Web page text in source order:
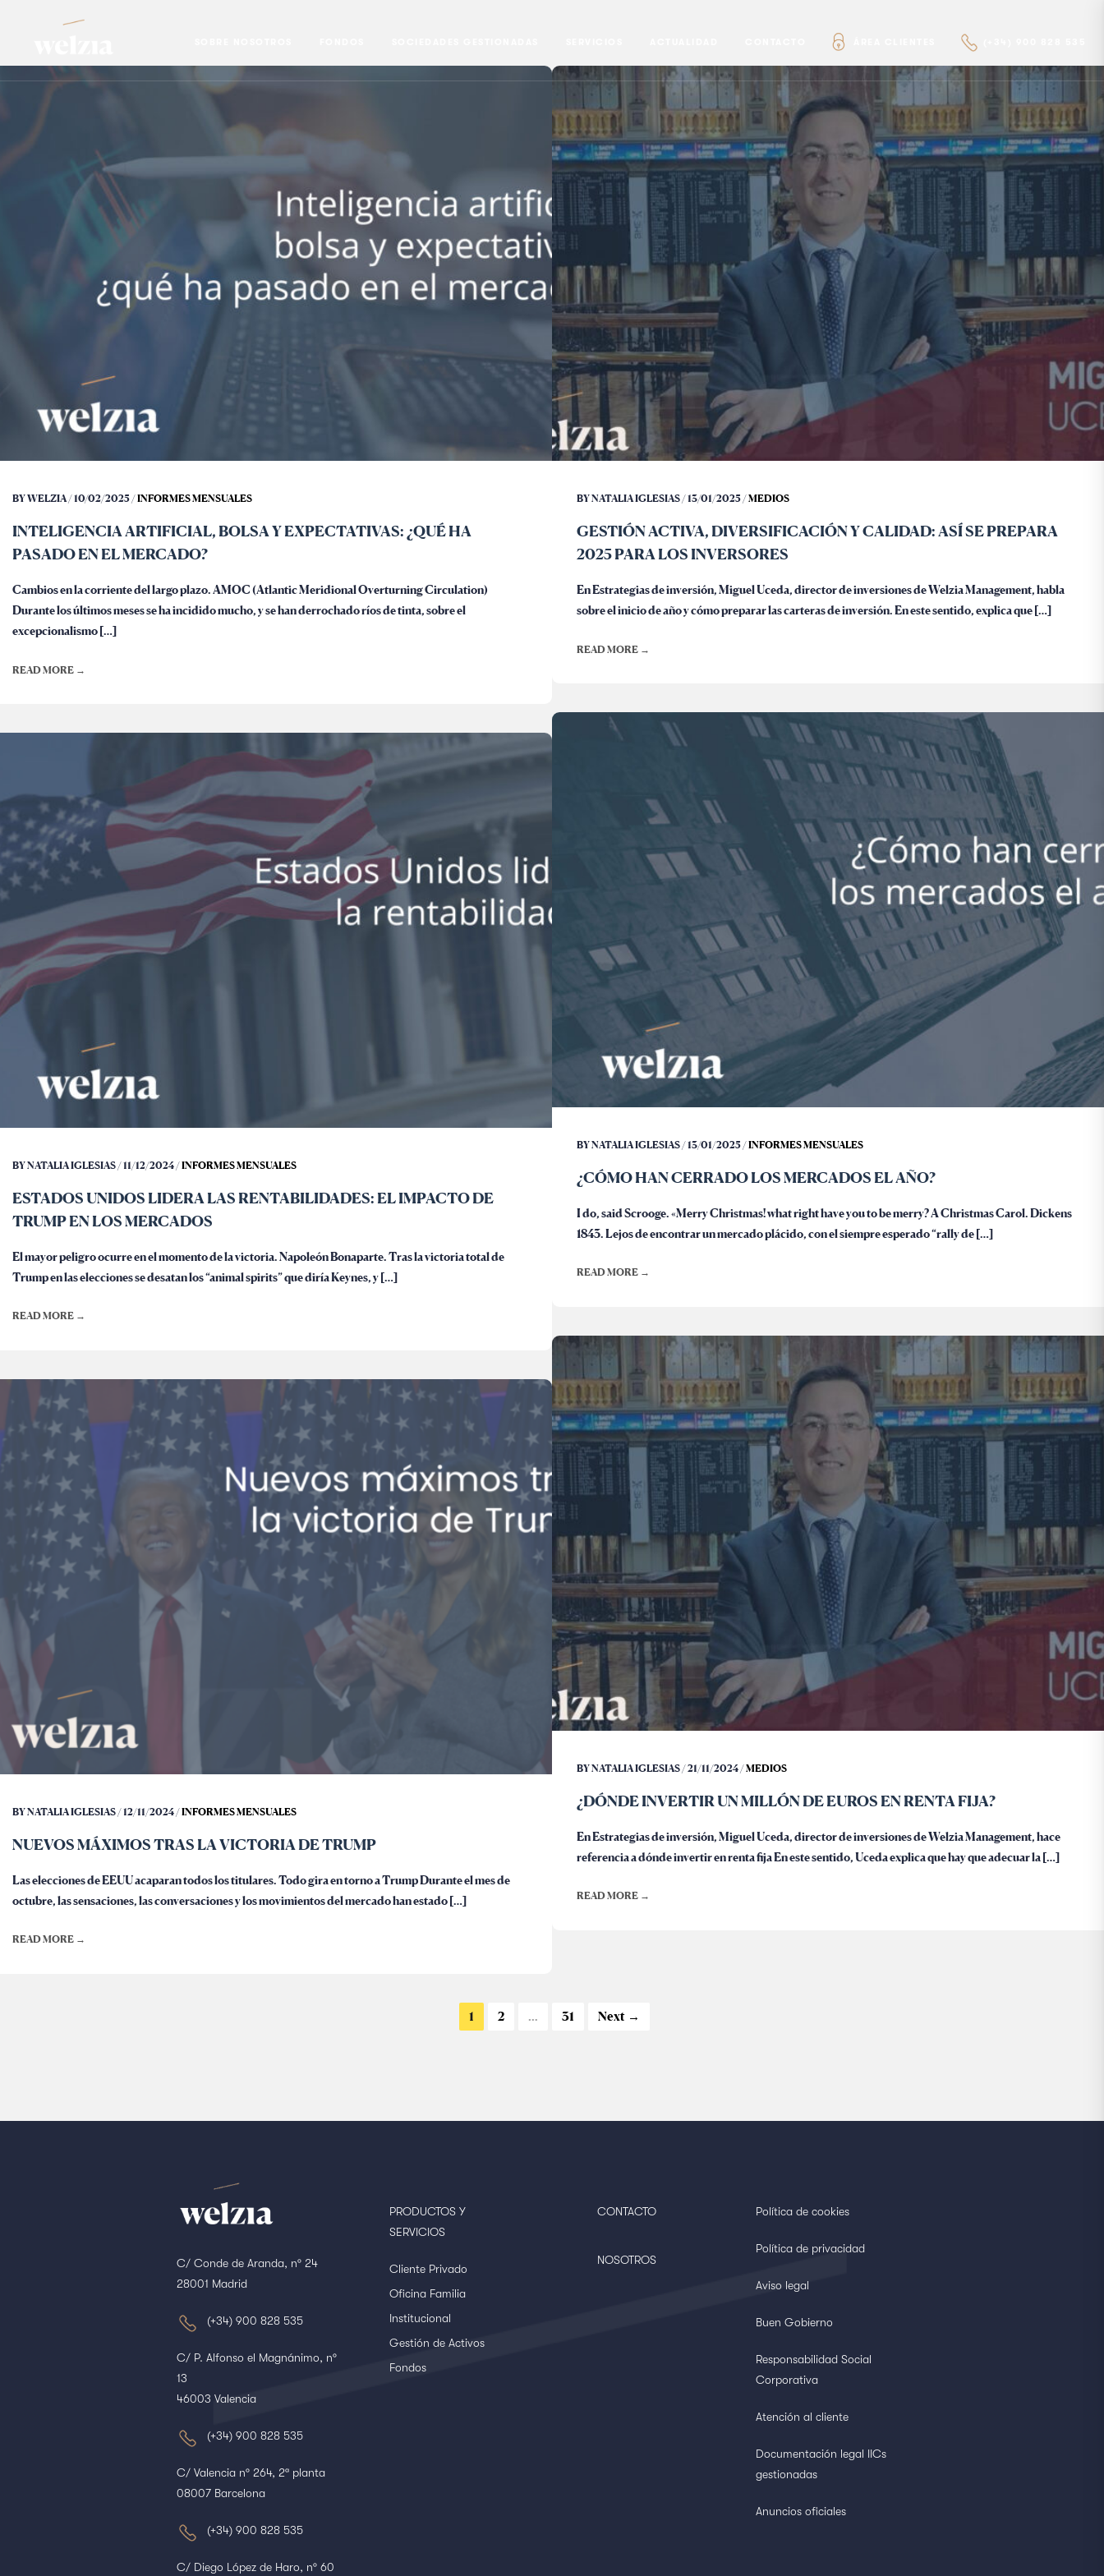
BY WELZIA / 10/02/2025 /INFORMES MENSUALES
INTELIGENCIA ARTIFICIAL, BOLSA Y EXPECTATIVAS: ¿QUÉ HA
PASADO EN EL MERCADO?
Cambios en la corriente del largo plazo. AMOC (Atlantic Meridional Overturning Circulation)
Durante los últimos meses se ha incidido mucho, y se han derrochado ríos de tinta, sobre el
excepcionalismo […]
READ MORE →
BY NATALIA IGLESIAS / 13/01/2025 /MEDIOS
GESTIÓN ACTIVA, DIVERSIFICACIÓN Y CALIDAD: ASÍ SE PREPARA
2025 PARA LOS INVERSORES
En Estrategias de inversión, Miguel Uceda, director de inversiones de Welzia Management, habla
sobre el inicio de año y cómo preparar las carteras de inversión. En este sentido, explica que […]
READ MORE →
BY NATALIA IGLESIAS / 13/01/2025 /INFORMES MENSUALES
¿CÓMO HAN CERRADO LOS MERCADOS EL AÑO?
I do, said Scrooge. «Merry Christmas! what right have you to be merry? A Christmas Carol. Dickens
1843. Lejos de encontrar un mercado plácido, con el siempre esperado “rally de […]
READ MORE →
BY NATALIA IGLESIAS / 11/12/2024 /INFORMES MENSUALES
ESTADOS UNIDOS LIDERA LAS RENTABILIDADES: EL IMPACTO DE
TRUMP EN LOS MERCADOS
El mayor peligro ocurre en el momento de la victoria. Napoleón Bonaparte. Tras la victoria total de
Trump en las elecciones se desatan los “animal spirits” que diría Keynes, y […]
READ MORE →
BY NATALIA IGLESIAS / 21/11/2024 /MEDIOS
¿DÓNDE INVERTIR UN MILLÓN DE EUROS EN RENTA FIJA?
En Estrategias de inversión, Miguel Uceda, director de inversiones de Welzia Management, hace
referencia a dónde invertir en renta fija En este sentido, Uceda explica que hay que adecuar la […]
READ MORE →
BY NATALIA IGLESIAS / 12/11/2024 /INFORMES MENSUALES
NUEVOS MÁXIMOS TRAS LA VICTORIA DE TRUMP
Las elecciones de EEUU acaparan todos los titulares. Todo gira en torno a Trump Durante el mes de
octubre, las sensaciones, las conversaciones y los movimientos del mercado han estado […]
READ MORE →
1 2 … 31 Next →
C/ Conde de Aranda, nº 24
28001 Madrid
(+34) 900 828 535
C/ P. Alfonso el Magnánimo, nº
13
46003 Valencia
(+34) 900 828 535
C/ Valencia nº 264, 2ª planta
08007 Barcelona
(+34) 900 828 535
C/ Diego López de Haro, nº 60
PRODUCTOS Y
SERVICIOS
Cliente Privado
Oficina Familia
Institucional
Gestión de Activos
Fondos
CONTACTO
NOSOTROS
Política de cookies
Política de privacidad
Aviso legal
Buen Gobierno
Responsabilidad Social
Corporativa
Atención al cliente
Documentación legal IICs
gestionadas
Anuncios oficiales